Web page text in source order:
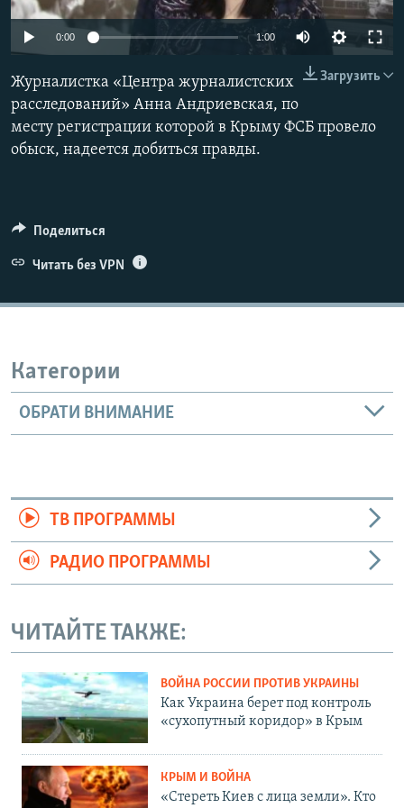
ПОБЕДИТЕЛЕЙ НЕ СУДЯТ?
ELIFBE
УКРАИНСКАЯ ПРОБЛЕМА КРЫМА
ПРИСОЕДИНЯЙТЕСЬ!
Все сайты RFE/RL
0:00 1:00
Загрузить
Журналистка «Центра журналистских
расследований» Анна Андриевская, по
месту регистрации которой в Крыму ФСБ провело
обыск, надеется добиться правды.
Поделиться
Читать без VPN
Категории
ОБРАТИ ВНИМАНИЕ
ТВ ПРОГРАММЫ
РАДИО ПРОГРАММЫ
ЧИТАЙТЕ ТАКЖЕ:
ВОЙНА РОССИИ ПРОТИВ УКРАИНЫ
Как Украина берет под контроль
«сухопутный коридор» в Крым
КРЫМ И ВОЙНА
«Стереть Киев с лица земли». Кто